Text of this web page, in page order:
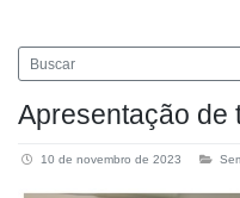
Apresentação de
10 de novembro de 2023